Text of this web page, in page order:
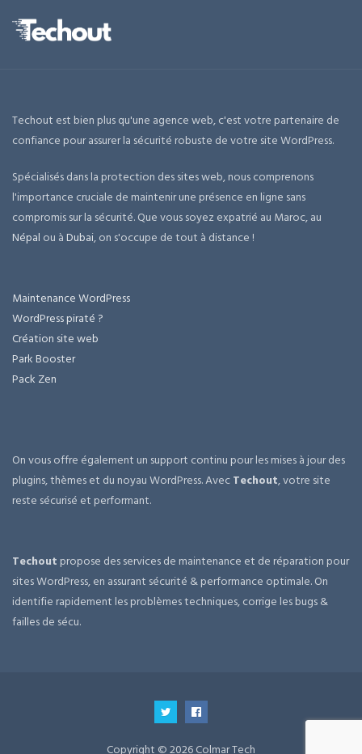
Techout est bien plus qu'une agence web, c'est votre partenaire de
confiance pour assurer la sécurité robuste de votre site WordPress.
Spécialisés dans la protection des sites web, nous comprenons
l'importance cruciale de maintenir une présence en ligne sans
compromis sur la sécurité. Que vous soyez expatrié au Maroc, au
Népal ou àDubai, on s'occupe de tout à distance !
Maintenance WordPress
WordPress piraté ?
Création site web
Park Booster
Pack Zen
On vous offre également un support continu pour les mises à jour des
plugins, thèmes et du noyau WordPress. AvecTechout, votre site
reste sécurisé et performant.
Techout propose des services de maintenance et de réparation pour
sites WordPress, en assurant sécurité & performance optimale. On
identifie rapidement les problèmes techniques, corrige les bugs &
failles de sécu.
Copyright © 2026 Colmar Tech